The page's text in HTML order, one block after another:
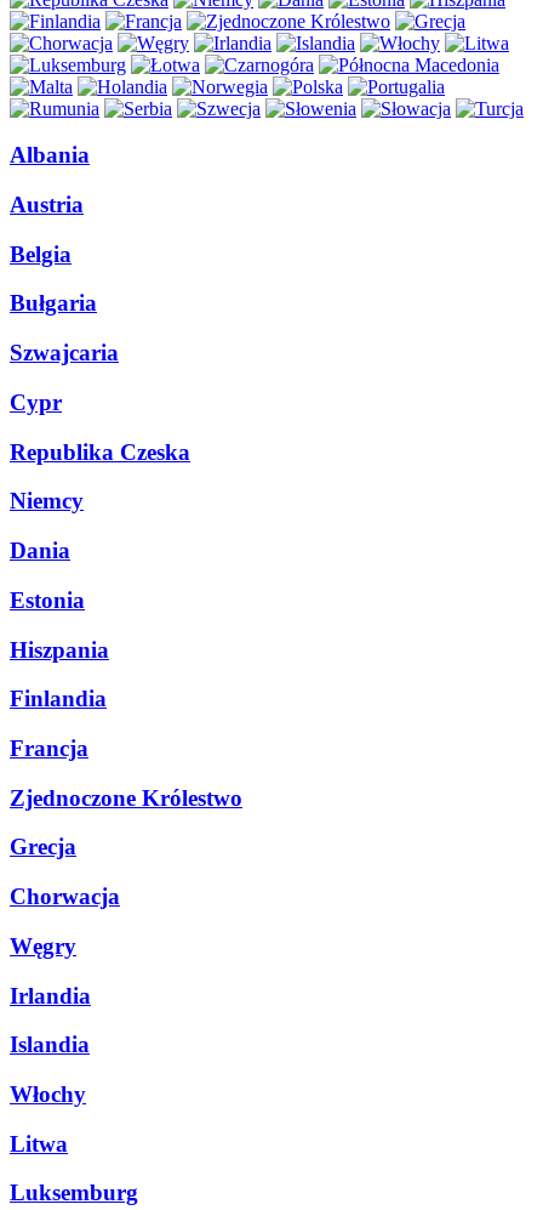
Albania
Austria
Belgia
Bułgaria
Szwajcaria
Cypr
Republika Czeska
Niemcy
Dania
Estonia
Hiszpania
Finlandia
Francja
Zjednoczone Królestwo
Grecja
Chorwacja
Węgry
Irlandia
Islandia
Włochy
Litwa
Luksemburg